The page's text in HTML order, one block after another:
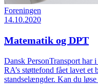
Foreningen
14.10.2020
Matematik og DPT
Dansk PersonTransport har
RA’s støttefond fået lavet et
standselængder. Kan du